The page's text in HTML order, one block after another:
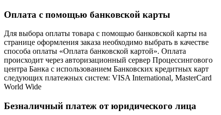
Оплата с помощью банковской карты
Для выбора оплаты товара с помощью банковской карты на
странице оформления заказа необходимо выбрать в качестве
способа оплаты «Оплата банковской картой». Оплата
происходит через авторизационный сервер Процессингового
центра Банка с использованием Банковских кредитных карт
следующих платежных систем: VISA International, MasterCard
World Wide
Безналичный платеж от юридического лица